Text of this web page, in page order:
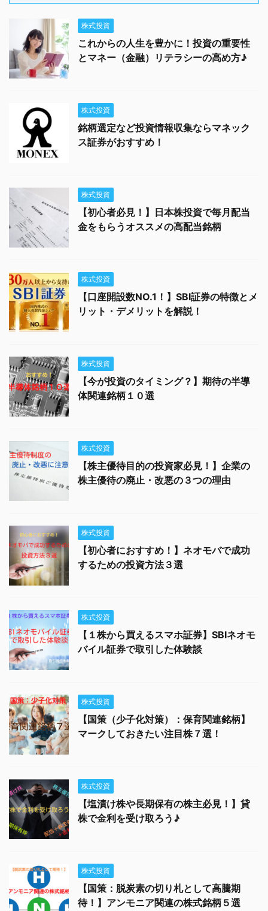
株式投資
これからの人生を豊かに！投資の重要性
とマネー（金融）リテラシーの高め方♪
株式投資
銘柄選定など投資情報収集ならマネック
ス証券がおすすめ！
株式投資
【初心者必見！】日本株投資で毎月配当
金をもらうオススメの高配当銘柄
株式投資
【口座開設数NO.1！】SBI証券の特徴とメ
リット・デメリットを解説！
株式投資
【今が投資のタイミング？】期待の半導
体関連銘柄１０選
株式投資
【株主優待目的の投資家必見！】企業の
株主優待の廃止・改悪の３つの理由
株式投資
【初心者におすすめ！】ネオモバで成功
するための投資方法３選
株式投資
【１株から買えるスマホ証券】SBIネオモ
バイル証券で取引した体験談
株式投資
【国策（少子化対策）：保育関連銘柄】
マークしておきたい注目株７選！
株式投資
【塩漬け株や長期保有の株主必見！】貸
株で金利を受け取ろう♪
株式投資
【国策：脱炭素の切り札として高騰期
待！】アンモニア関連の株式銘柄５選